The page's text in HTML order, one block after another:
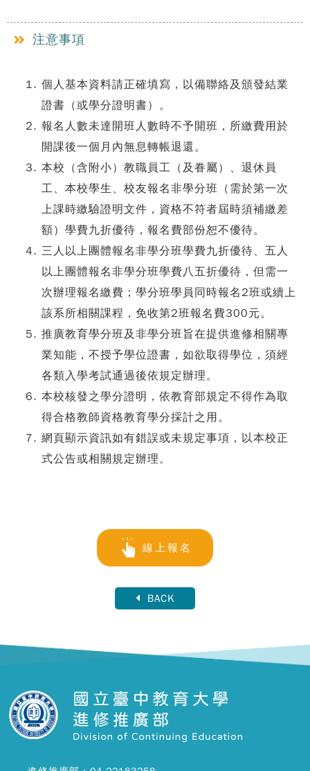
注意事項
個人基本資料請正確填寫，以備聯絡及頒發結業
證書（或學分證明書）。
報名人數未達開班人數時不予開班，所繳費用於
開課後一個月內無息轉帳退還。
本校（含附小）教職員工（及眷屬）、退休員
工、本校學生、校友報名非學分班（需於第一次
上課時繳驗證明文件，資格不符者屆時須補繳差
額）學費九折優待，報名費部份恕不優待。
三人以上團體報名非學分班學費九折優待、五人
以上團體報名非學分班學費八五折優待，但需一
次辦理報名繳費；學分班學員同時報名2班或續上
該系所相關課程，免收第2班報名費300元。
推廣教育學分班及非學分班旨在提供進修相關專
業知能，不授予學位證書，如欲取得學位，須經
各類入學考試通過後依規定辦理。
本校核發之學分證明，依教育部規定不得作為取
得合格教師資格教育學分採計之用。
網頁顯示資訊如有錯誤或未規定事項，以本校正
式公告或相關規定辦理。
線上報名
BACK